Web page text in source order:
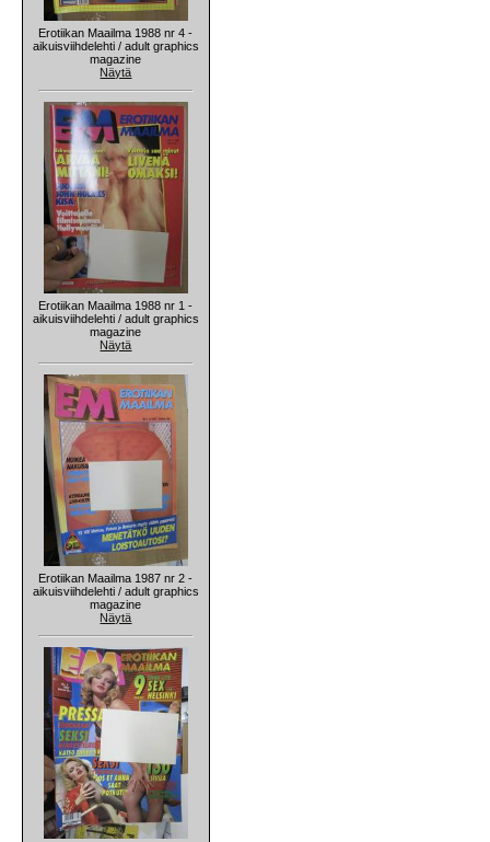
Erotiikan Maailma 1988 nr 4 -
aikuisviihdelehti / adult graphics
magazine
Näytä
Erotiikan Maailma 1988 nr 1 -
aikuisviihdelehti / adult graphics
magazine
Näytä
Erotiikan Maailma 1987 nr 2 -
aikuisviihdelehti / adult graphics
magazine
Näytä